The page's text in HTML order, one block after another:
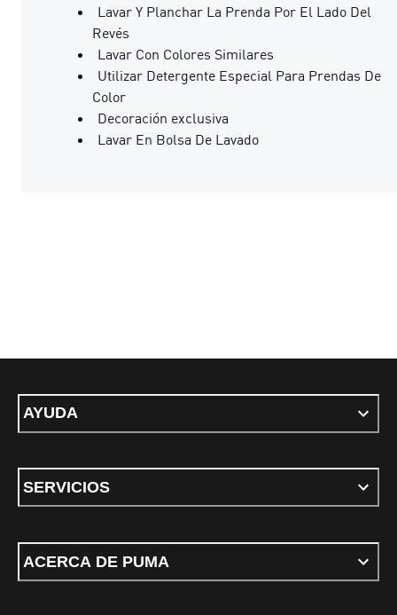
Lavar Y Planchar La Prenda Por El Lado Del
Revés
Lavar Con Colores Similares
Utilizar Detergente Especial Para Prendas De
Color
Decoración exclusiva
Lavar En Bolsa De Lavado
AYUDA
SERVICIOS
ACERCA DE PUMA